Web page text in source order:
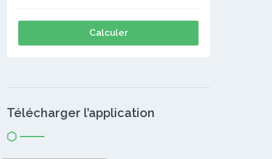
Calculer
Télécharger l’application